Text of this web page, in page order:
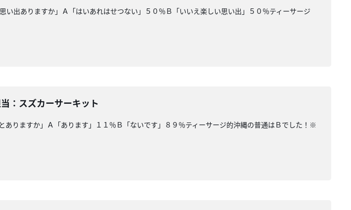
出ありますか」Ａ「はいあれはせつない」５０％Ｂ「いいえ楽しい思い出」５０％ティーサージ
：スズカーサーキット
ありますか」Ａ「あります」１１％Ｂ「ないです」８９％ティーサージ的沖縄の普通はＢでした！※